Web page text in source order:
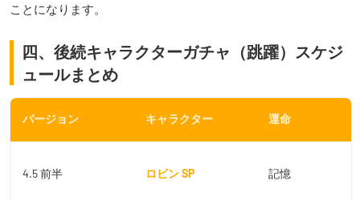
ことになります。
四、後続キャラクターガチャ（跳躍）スケジ
ュールまとめ
バージョン キャラクター 運命
4.5 前半 ロビン SP 記憶